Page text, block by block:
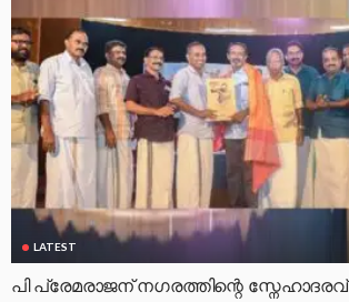
LATEST
പി പ്രേമരാജന് നഗരത്തിന്റെ സ്നേഹാദരവ്